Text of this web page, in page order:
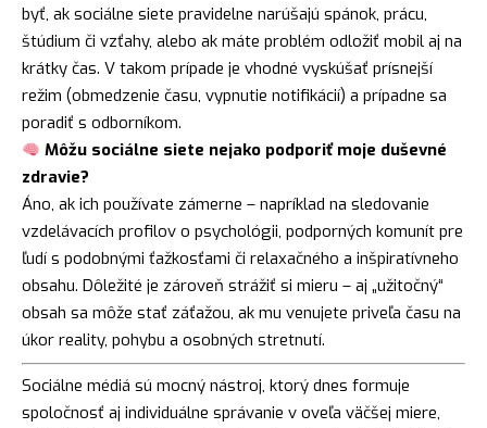
byť, ak sociálne siete pravidelne narúšajú spánok, prácu,
štúdium či vzťahy, alebo ak máte problém odložiť mobil aj na
krátky čas. V takom prípade je vhodné vyskúšať prísnejší
režim (obmedzenie času, vypnutie notifikácií) a prípadne sa
poradiť s odborníkom.
Môžu sociálne siete nejako podporiť moje duševné
zdravie?
Áno, ak ich používate zámerne – napríklad na sledovanie
vzdelávacích profilov o psychológii, podporných komunít pre
ľudí s podobnými ťažkosťami či relaxačného a inšpiratívneho
obsahu. Dôležité je zároveň strážiť si mieru – aj „užitočný“
obsah sa môže stať záťažou, ak mu venujete priveľa času na
úkor reality, pohybu a osobných stretnutí.
Sociálne médiá sú mocný nástroj, ktorý dnes formuje
spoločnosť aj individuálne správanie v oveľa väčšej miere,